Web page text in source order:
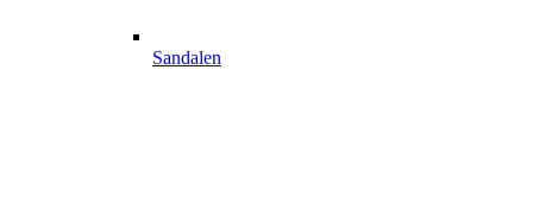
Sandalen